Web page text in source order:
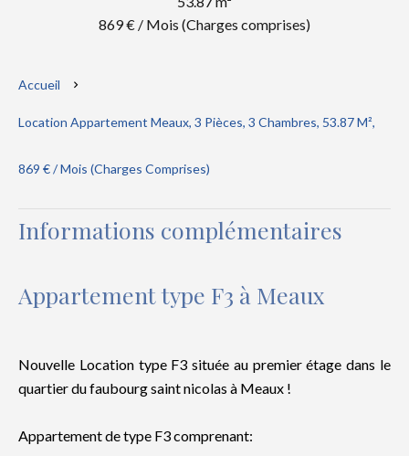
869 € / Mois (Charges comprises)
Accueil
Location Appartement Meaux, 3 Pièces, 3 Chambres, 53.87 M²,
869 € / Mois (Charges Comprises)
Informations complémentaires
Appartement type F3 à Meaux
Nouvelle Location type F3 située au premier étage dans le
quartier du faubourg saint nicolas à Meaux !
Appartement de type F3 comprenant: